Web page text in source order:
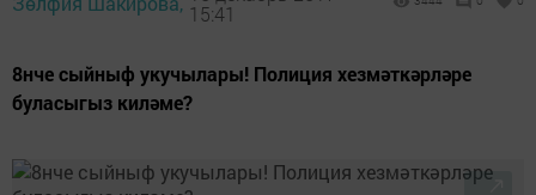
15:41
8нче сыйныф укучылары! Полиция хезмәткәрләре
буласыгыз киләме?